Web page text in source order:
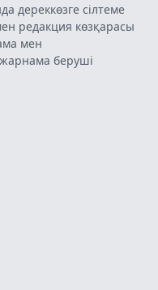
дереккөзге сілтеме
редакция көзқарасы
мен
беруші